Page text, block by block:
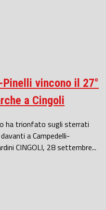
vincono il 27°
a Cingoli
ha trionfato sugli sterrati
a Campedelli-
CINGOLI, 28 settembre...